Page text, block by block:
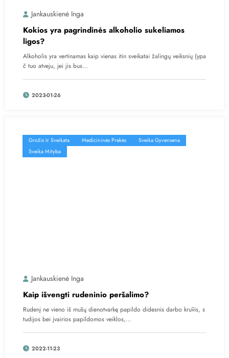
Jankauskienė Inga
Kokios yra pagrindinės alkoholio sukeliamos
ligos?
Alkoholis yra vertinamas kaip vienas itin sveikatai žalingų veiksnių (ypa
č tuo atveju, jei jis bus…
2023-01-26
Grožis Ir Sveikata Medicininės Prekės
Sveika Gyvensena
Sveika Mityba
Jankauskienė Inga
Kaip išvengti rudeninio peršalimo?
Rudenį ne vieno iš mūsų dienotvarkę papildo didesnis darbo krūvis, s
tudijos bei įvairios papildomos veiklos,…
2022-11-23